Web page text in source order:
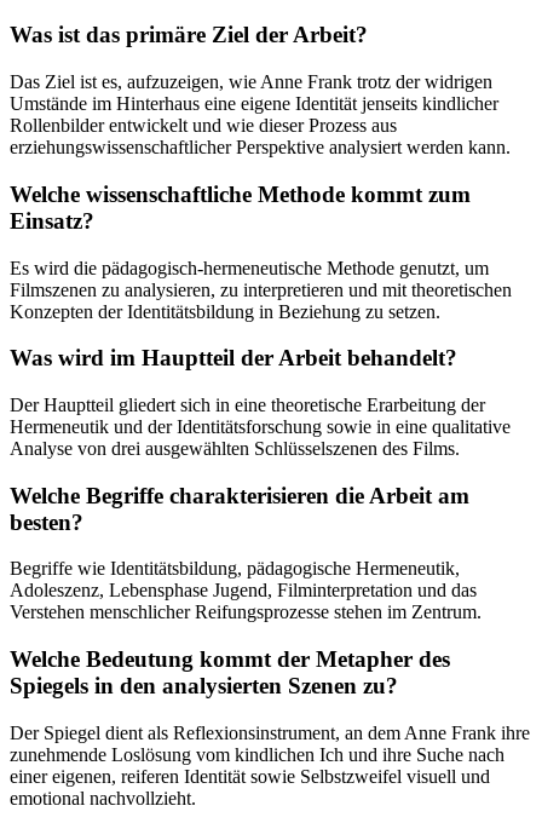
Was ist das primäre Ziel der Arbeit?
Das Ziel ist es, aufzuzeigen, wie Anne Frank trotz der widrigen
Umstände im Hinterhaus eine eigene Identität jenseits kindlicher
Rollenbilder entwickelt und wie dieser Prozess aus
erziehungswissenschaftlicher Perspektive analysiert werden kann.
Welche wissenschaftliche Methode kommt zum
Einsatz?
Es wird die pädagogisch-hermeneutische Methode genutzt, um
Filmszenen zu analysieren, zu interpretieren und mit theoretischen
Konzepten der Identitätsbildung in Beziehung zu setzen.
Was wird im Hauptteil der Arbeit behandelt?
Der Hauptteil gliedert sich in eine theoretische Erarbeitung der
Hermeneutik und der Identitätsforschung sowie in eine qualitative
Analyse von drei ausgewählten Schlüsselszenen des Films.
Welche Begriffe charakterisieren die Arbeit am
besten?
Begriffe wie Identitätsbildung, pädagogische Hermeneutik,
Adoleszenz, Lebensphase Jugend, Filminterpretation und das
Verstehen menschlicher Reifungsprozesse stehen im Zentrum.
Welche Bedeutung kommt der Metapher des
Spiegels in den analysierten Szenen zu?
Der Spiegel dient als Reflexionsinstrument, an dem Anne Frank ihre
zunehmende Loslösung vom kindlichen Ich und ihre Suche nach
einer eigenen, reiferen Identität sowie Selbstzweifel visuell und
emotional nachvollzieht.